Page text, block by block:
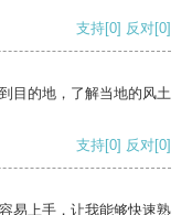
支持[0] 反对[0]
目的地，了解当地的风土
支持[0] 反对[0]
易上手，让我能够快速熟